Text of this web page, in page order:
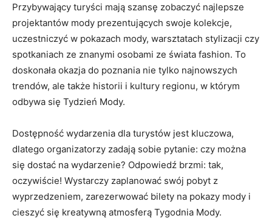
Przybywający turyści mają szansę zobaczyć najlepsze
projektantów mody prezentujących swoje‍ kolekcje,
uczestniczyć ⁢w pokazach mody,⁢ warsztatach stylizacji czy
spotkaniach‌ ze znanymi osobami ze świata fashion. To
doskonała okazja do poznania​ nie tylko najnowszych
trendów, ale także historii i kultury regionu, w którym
odbywa się Tydzień Mody.
Dostępność wydarzenia dla turystów jest kluczowa,
dlatego organizatorzy zadają sobie pytanie: czy można⁤
się⁤ dostać⁢ na wydarzenie? Odpowiedź brzmi: tak,
oczywiście! Wystarczy zaplanować swój pobyt z⁢
wyprzedzeniem, zarezerwować bilety na pokazy mody i
cieszyć się kreatywną atmosferą Tygodnia Mody.